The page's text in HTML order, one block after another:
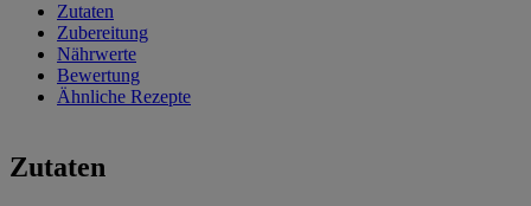
Zutaten
Zubereitung
Nährwerte
Bewertung
Ähnliche Rezepte
Zutaten